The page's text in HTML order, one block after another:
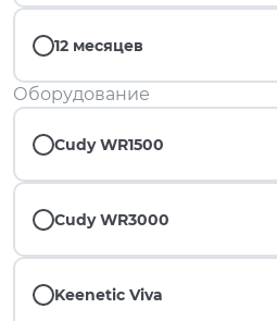
12 месяцев
Оборудование
Cudy WR1500
Cudy WR3000
Keenetic Viva